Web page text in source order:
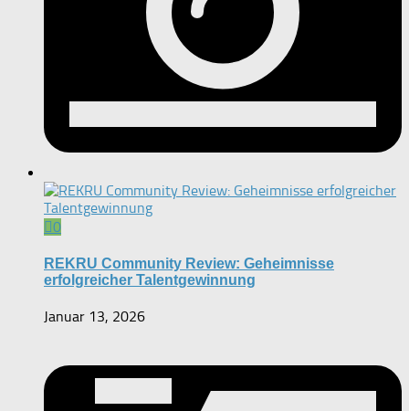
0
REKRU Community Review: Geheimnisse
erfolgreicher Talentgewinnung
Januar 13, 2026